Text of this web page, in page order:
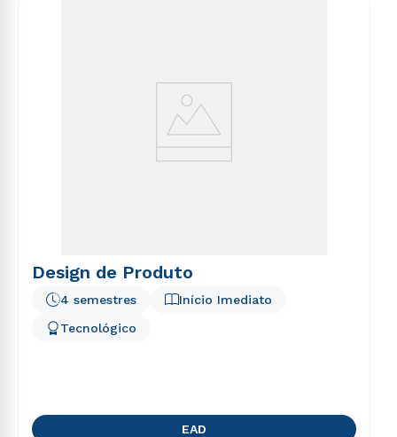
Design de Produto
Início Imediato
4 semestres
Tecnológico
EAD